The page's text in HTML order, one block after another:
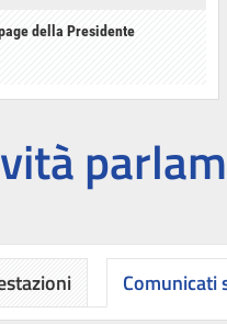
della Presidente
Comunicati